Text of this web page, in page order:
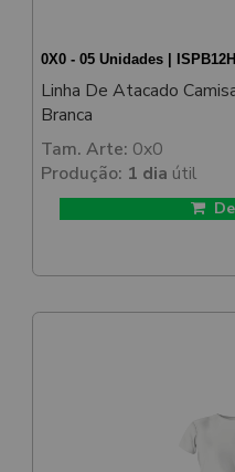
0X0 - 05 Unidades |
Linha De Atacado
Branca
Tam. Arte: 0x0
Produção: 1 dia útil